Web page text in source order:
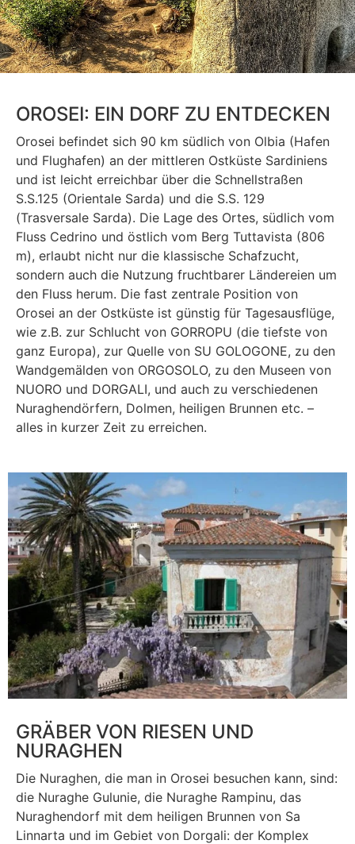
OROSEI: EIN DORF ZU ENTDECKEN
Orosei befindet sich 90 km südlich von Olbia (Hafen
und Flughafen) an der mittleren Ostküste Sardiniens
und ist leicht erreichbar über die Schnellstraßen
S.S.125 (Orientale Sarda) und die S.S. 129
(Trasversale Sarda). Die Lage des Ortes, südlich vom
Fluss Cedrino und östlich vom Berg Tuttavista (806
m), erlaubt nicht nur die klassische Schafzucht,
sondern auch die Nutzung fruchtbarer Ländereien um
den Fluss herum. Die fast zentrale Position von
Orosei an der Ostküste ist günstig für Tagesausflüge,
wie z.B. zur Schlucht von GORROPU (die tiefste von
ganz Europa), zur Quelle von SU GOLOGONE, zu den
Wandgemälden von ORGOSOLO, zu den Museen von
NUORO und DORGALI, und auch zu verschiedenen
Nuraghendörfern, Dolmen, heiligen Brunnen etc. –
alles in kurzer Zeit zu erreichen.
GRÄBER VON RIESEN UND
NURAGHEN
Die Nuraghen, die man in Orosei besuchen kann, sind:
die Nuraghe Gulunie, die Nuraghe Rampinu, das
Nuraghendorf mit dem heiligen Brunnen von Sa
Linnarta und im Gebiet von Dorgali: der Komplex